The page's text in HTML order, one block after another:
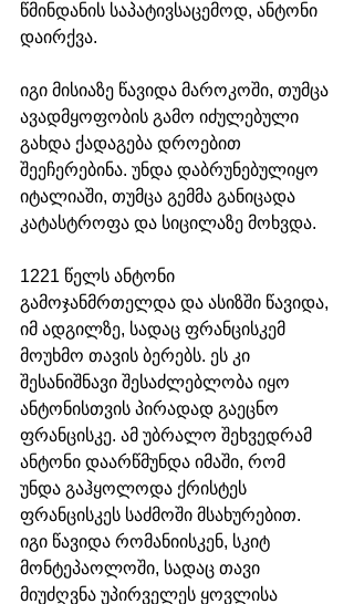
წმინდანის საპატივსაცემოდ, ანტონი
დაირქვა.
იგი მისიაზე წავიდა მაროკოში, თუმცა
ავადმყოფობის გამო იძულებული
გახდა ქადაგება დროებით
შეეჩერებინა. უნდა დაბრუნებულიყო
იტალიაში, თუმცა გემმა განიცადა
კატასტროფა და სიცილაზე მოხვდა.
1221 წელს ანტონი
გამოჯანმრთელდა და ასიზში წავიდა,
იმ ადგილზე, სადაც ფრანცისკემ
მოუხმო თავის ბერებს. ეს კი
შესანიშნავი შესაძლებლობა იყო
ანტონისთვის პირადად გაეცნო
ფრანცისკე. ამ უბრალო შეხვედრამ
ანტონი დაარწმუნდა იმაში, რომ
უნდა გაჰყოლოდა ქრისტეს
ფრანცისკეს საძმოში მსახურებით.
იგი წავიდა რომანიისკენ, სკიტ
მონტეპაოლოში, სადაც თავი
მიუძღვნა უპირველეს ყოვლისა